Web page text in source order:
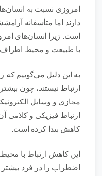
امروزی نسبت به
دارند اما متأسفانه
است. زیرا انسان‌های
با طبیعت و محیط اطراف
به این دلیل می‌گوییم که
ارتباط نیستند، چون
مجازی و وسایل
ارتباط فیزیکی و کلامی
کاهش پیدا کرده است.
این کاهش ارتباط با
اضطراب را در فرد بیشتر